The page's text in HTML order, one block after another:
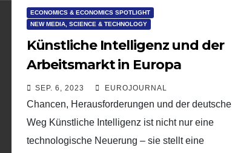
ECONOMICS & ECONOMICS SPOTLIGHT
NEW MEDIA, SCIENCE & TECHNOLOGY
Künstliche Intelligenz und der
Arbeitsmarkt in Europa
SEP. 6, 2023 EUROJOURNAL
Chancen, Herausforderungen und der deutsche
Weg Künstliche Intelligenz ist nicht nur eine
technologische Neuerung – sie stellt eine